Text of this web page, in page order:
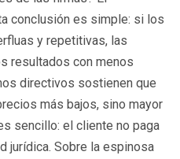
conclusión es simple: si los
y repetitivas, las
resultados con menos
directivos sostienen que
más bajos, sino mayor
sencillo: el cliente no paga
jurídica. Sobre la espinosa